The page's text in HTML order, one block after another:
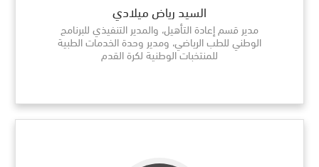
السيد رياض ميلادي
مدير قسم إعادة التأهيل، والمدير التنفيذي للبرنامج
الوطني للطب الرياضي، ومدير وحدة الخدمات الطبية
للمنتخبات الوطنية لكرة القدم